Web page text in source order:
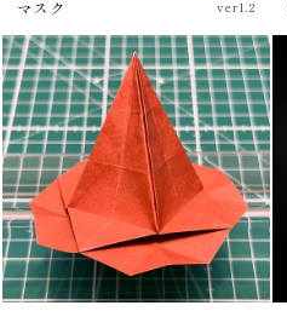
マスク
ver1.2